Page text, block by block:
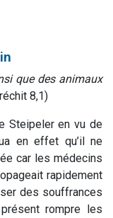
que des animaux
8,1)
Steipeler en vu de
en effet qu’il ne
car les médecins
rapidement
des souffrances
rompre les